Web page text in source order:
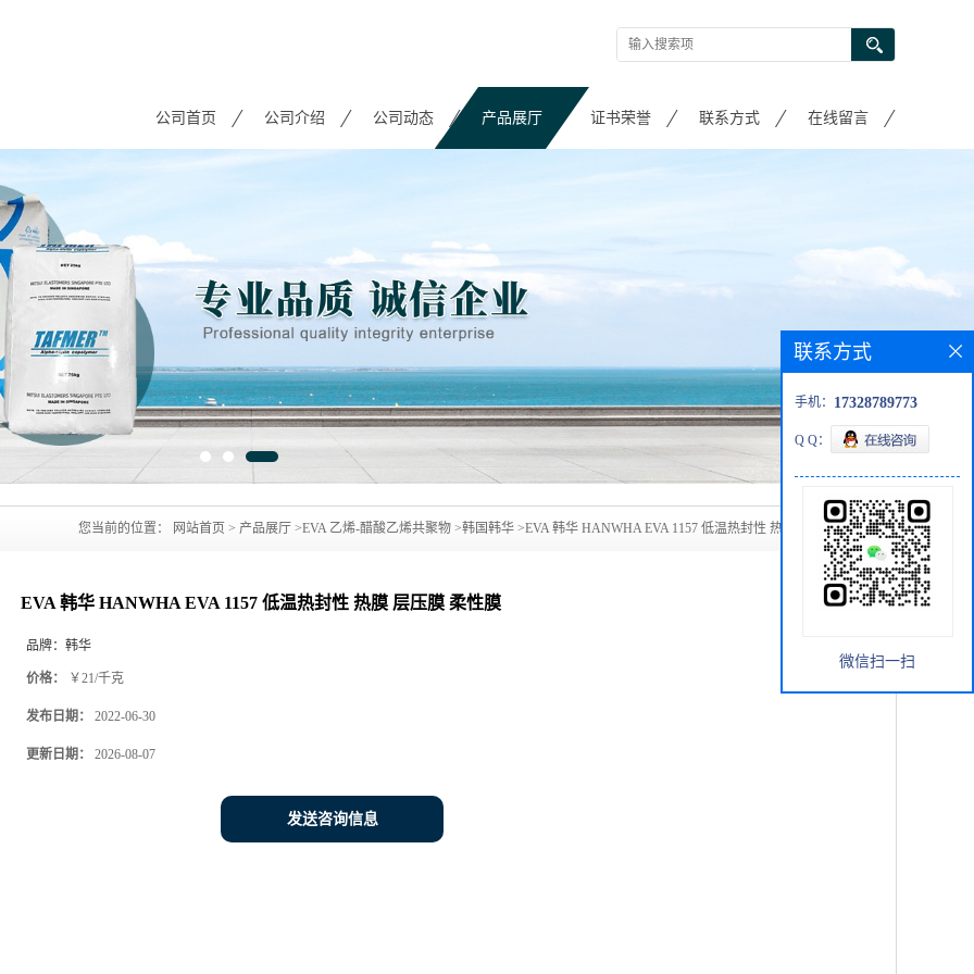
公司首页 公司介绍 公司动态 产品展厅 证书荣誉 联系方式 在线留言
您当前的位置： 网站首页 > 产品展厅 >EVA 乙烯-醋酸乙烯共聚物 >韩国韩华 >EVA 韩华 HANWHA EVA 1157 低温热封性 热膜 层压膜
EVA 韩华 HANWHA EVA 1157 低温热封性 热膜 层压膜 柔性膜
品牌： 韩华
价格： ￥21/千克
发布日期： 2022-06-30
更新日期： 2026-08-07
发送咨询信息
联系方式
手机： 17328789773
Q Q：
微信扫一扫